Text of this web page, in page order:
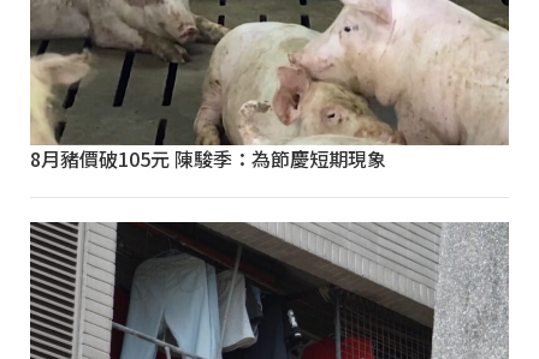
8月豬價破105元 陳駿季：為節慶短期現象